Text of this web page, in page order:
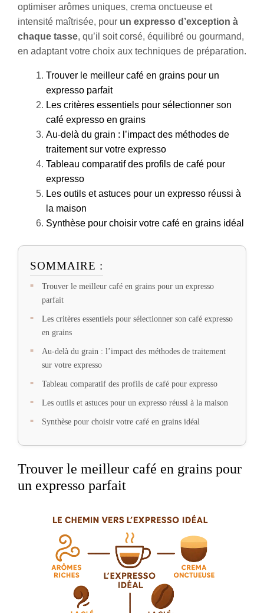
optimiser arômes uniques, crema onctueuse et
intensité maîtrisée, pour un expresso d’exception à
chaque tasse, qu’il soit corsé, équilibré ou gourmand,
en adaptant votre choix aux techniques de préparation.
Trouver le meilleur café en grains pour un
expresso parfait
Les critères essentiels pour sélectionner son
café expresso en grains
Au-delà du grain : l’impact des méthodes de
traitement sur votre expresso
Tableau comparatif des profils de café pour
expresso
Les outils et astuces pour un expresso réussi à
la maison
Synthèse pour choisir votre café en grains idéal
SOMMAIRE :
Trouver le meilleur café en grains pour un expresso
parfait
Les critères essentiels pour sélectionner son café expresso
en grains
Au-delà du grain : l’impact des méthodes de traitement
sur votre expresso
Tableau comparatif des profils de café pour expresso
Les outils et astuces pour un expresso réussi à la maison
Synthèse pour choisir votre café en grains idéal
Trouver le meilleur café en grains pour
un expresso parfait